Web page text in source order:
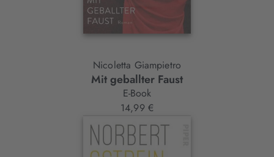
Nicoletta Giampietro
Mit geballter Faust
E-Book
14,99 €